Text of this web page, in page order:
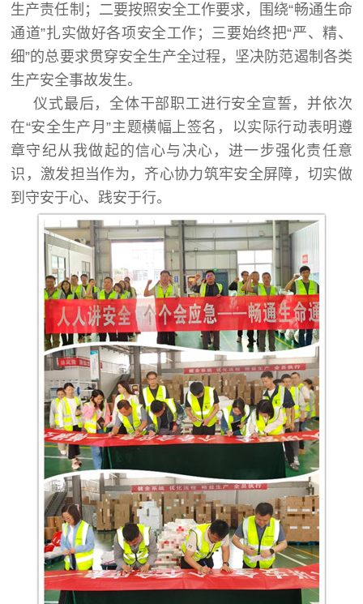
生产责任制；二要按照安全工作要求，围绕“畅通生命
通道”扎实做好各项安全工作；三要始终把“严、精、
细”的总要求贯穿安全生产全过程，坚决防范遏制各类
生产安全事故发生。
仪式最后，全体干部职工进行安全宣誓，并依次
在“安全生产月”主题横幅上签名，以实际行动表明遵
章守纪从我做起的信心与决心，进一步强化责任意
识，激发担当作为，齐心协力筑牢安全屏障，切实做
到守安于心、践安于行。